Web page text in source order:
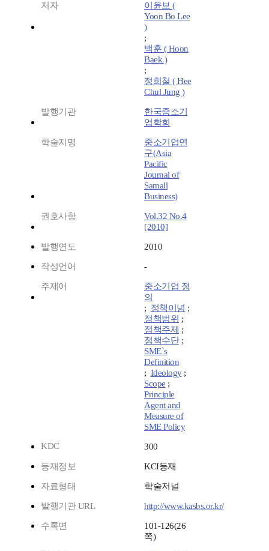
저자
이윤보 (
Yoon Bo Lee
)
;
백훈 ( Hoon
Baek )
;
정희철 ( Hee
Chul Jung )
발행기관
한국중소기
업학회
학술지명
중소기업연
구(Asia
Pacific
Journal of
Samall
Business)
권호사항
Vol.32 No.4
[2010]
발행연도 2010
작성언어 -
주제어
중소기업 정
의
; 정책이념 ;
정책범위 ;
정책주제 ;
정책수단;
SME`s
Definition
; Ideology;
Scope ;
Principle
Agent and
Measure of
SME Policy
KDC
300
등재정보 KCI등재
자료형태 학술저널
발행기관 URL http://www.kasbs.or.kr/
수록면
101-126(26
쪽)